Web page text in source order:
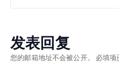
发表回复
您的邮箱地址不会被公开。 必填项